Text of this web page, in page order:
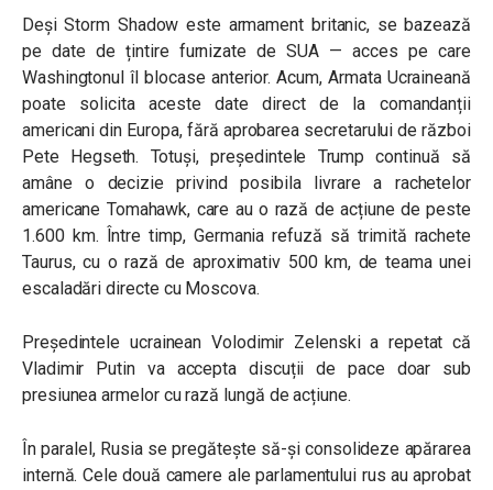
Deși Storm Shadow este armament britanic, se bazează
pe date de țintire furnizate de SUA — acces pe care
Washingtonul îl blocase anterior. Acum, Armata Ucraineană
poate solicita aceste date direct de la comandanții
americani din Europa, fără aprobarea secretarului de război
Pete Hegseth. Totuși, președintele Trump continuă să
amâne o decizie privind posibila livrare a rachetelor
americane Tomahawk, care au o rază de acțiune de peste
1.600 km. Între timp, Germania refuză să trimită rachete
Taurus, cu o rază de aproximativ 500 km, de teama unei
escaladări directe cu Moscova.
Președintele ucrainean Volodimir Zelenski a repetat că
Vladimir Putin va accepta discuții de pace doar sub
presiunea armelor cu rază lungă de acțiune.
În paralel, Rusia se pregătește să-și consolideze apărarea
internă. Cele două camere ale parlamentului rus au aprobat